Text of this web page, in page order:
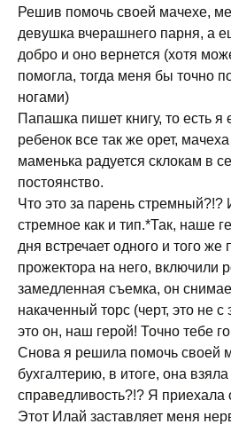
Решив помочь своей мачехе,
девушка вчерашнего парня, а
добро и оно вернется (хотя
помогла, тогда меня бы точно
ногами)
Папашка пишет книгу, то есть
ребенок все так же орет, мачеха
маменька радуется склокам в
постоянство.
Что это за парень
стремное как и тип.*Так, наше
дня встречает одного и того же
прожектора на него, включили
замедленная съемка, он
накаченный торс (черт, это не с
это он, наш герой! Точно тебе
Снова я решила помочь своей
бухгалтерию, в итоге, она
справедливость?!? Я приехала
Этот Илай заставляет меня